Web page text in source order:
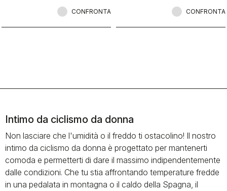
CONFRONTA CONFRONTA
Intimo da ciclismo da donna
Non lasciare che l'umidità o il freddo ti ostacolino! Il nostro
intimo da ciclismo da donna è progettato per mantenerti
comoda e permetterti di dare il massimo indipendentemente
dalle condizioni. Che tu stia affrontando temperature fredde
in una pedalata in montagna o il caldo della Spagna, il